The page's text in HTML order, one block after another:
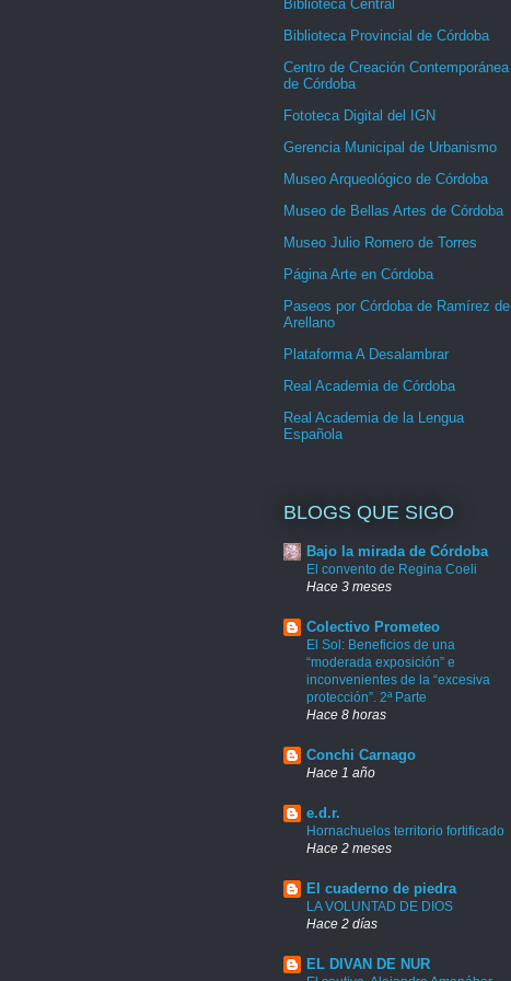
Biblioteca Central
Biblioteca Provincial de Córdoba
Centro de Creación Contemporánea
de Córdoba
Fototeca Digital del IGN
Gerencia Municipal de Urbanismo
Museo Arqueológico de Córdoba
Museo de Bellas Artes de Córdoba
Museo Julio Romero de Torres
Página Arte en Córdoba
Paseos por Córdoba de Ramírez de
Arellano
Plataforma A Desalambrar
Real Academia de Córdoba
Real Academia de la Lengua
Española
BLOGS QUE SIGO
Bajo la mirada de Córdoba
El convento de Regina Coeli
Hace 3 meses
Colectivo Prometeo
El Sol: Beneficios de una
“moderada exposición” e
inconvenientes de la “excesiva
protección”. 2ª Parte
Hace 8 horas
Conchi Carnago
Hace 1 año
e.d.r.
Hornachuelos territorio fortificado
Hace 2 meses
El cuaderno de piedra
LA VOLUNTAD DE DIOS
Hace 2 días
EL DIVAN DE NUR